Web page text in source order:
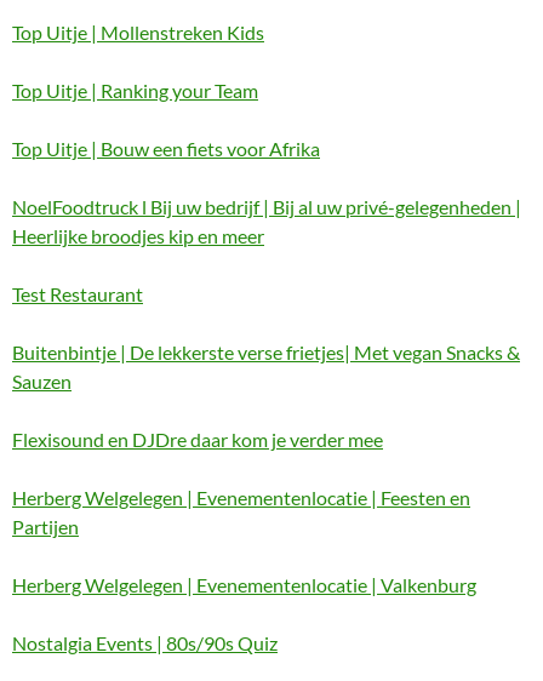
Top Uitje | Mollenstreken Kids
Top Uitje | Ranking your Team
Top Uitje | Bouw een fiets voor Afrika
NoelFoodtruck l Bij uw bedrijf | Bij al uw privé-gelegenheden |
Heerlijke broodjes kip en meer
Test Restaurant
Buitenbintje | De lekkerste verse frietjes| Met vegan Snacks &
Sauzen
Flexisound en DJDre daar kom je verder mee
Herberg Welgelegen | Evenementenlocatie | Feesten en
Partijen
Herberg Welgelegen | Evenementenlocatie | Valkenburg
Nostalgia Events | 80s/90s Quiz